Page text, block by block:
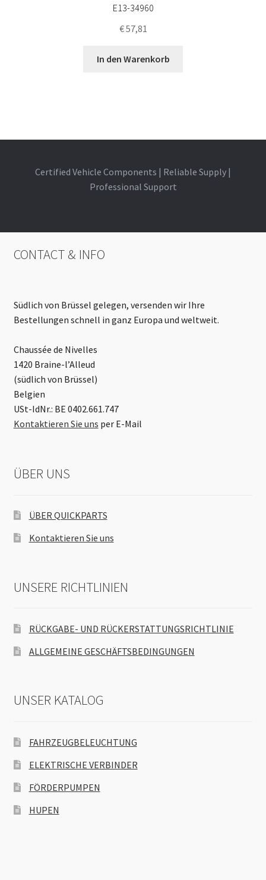
E13-34960
€57,81
In den Warenkorb
Certified Vehicle Components | Reliable Supply |
Professional Support
CONTACT & INFO
Südlich von Brüssel gelegen, versenden wir Ihre
Bestellungen schnell in ganz Europa und weltweit.
Chaussée de Nivelles
1420 Braine-l’Alleud
(südlich von Brüssel)
Belgien
USt-IdNr.: BE 0402.661.747
Kontaktieren Sie uns per E-Mail
ÜBER UNS
ÜBER QUICKPARTS
Kontaktieren Sie uns
UNSERE RICHTLINIEN
RÜCKGABE- UND RÜCKERSTATTUNGSRICHTLINIE
ALLGEMEINE GESCHÄFTSBEDINGUNGEN
UNSER KATALOG
FAHRZEUGBELEUCHTUNG
ELEKTRISCHE VERBINDER
FÖRDERPUMPEN
HUPEN